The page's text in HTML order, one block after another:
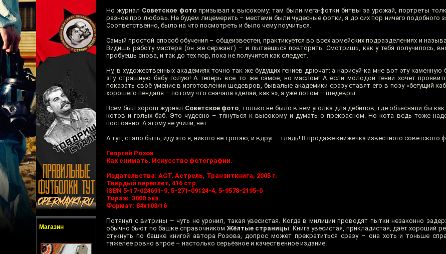
Магазин
Но журнал Советское фотопризывал к высокому: там были мега-фотки битвы за урожай, портреты
разное про любовь. Не будем лицемерить – местами были чудесные фотки, я до сих пор ничего подобного
Соответственно, было на что посмотреть и было чему поучиться.
Самый простой способ обучения – общеизвестен, практикуется во всех армейских подразделениях и
Видишь работу мастера (он же сержант) – и пытаешься повторить. Смотришь, как у тебя получилось,
пробуешь снова, и так до тех пор, пока не получится как следует.
Ну, в художественных академиях точно так же будущих гениев дрючат: а нарисуй-ка мне вот эту каменную
эту страшную бабу голую! А теперь всё то же самое, но маслом! А если молодой гений хочет
показать своё умение в изготовлении шедевров, бывалые академики сразу ставят его в позу «бегущий
хорошего пендаля – потому что сначала «делай, как я», а уже потом – шедевры.
Всем был хорош журнал Советское фото, только не было в нём уголка для дебилов, где объясняли бы
котов и голых баб. Это чудесно – тянуться к высокому и думать о прекрасном. Но кота ведь тоже
постоянно. А этому не учили, нет.
А тут, стало быть, иду это я, никого не трогаю, и вдруг – глядь! В продаже книжечка известного советского
Георгий Розов
Как снимать. Искусство фотографии.
Издательства: АСТ, Астрель, Транзиткнига, 2005 г.
Твердый переплет, 416 стр.
ISBN 5-17-024691-9, 5-271-09124-4, 5-9578-2195-0
Тираж: 3000 экз.
Формат: 84x108/16
Потянул с витрины – чуть не уронил, такая увесистая. Когда в милиции проводят пытки незаконно
обычно бьют по башке справочником Жёлтые страницы. Книга увесистая, прикладистая, даёт хороший
стукнуть по башке книгой автора Розова, допрос может прекратиться сразу – она хоть и тоньше
тяжелее ровно втрое – настолько серьёзное и качественное издание.